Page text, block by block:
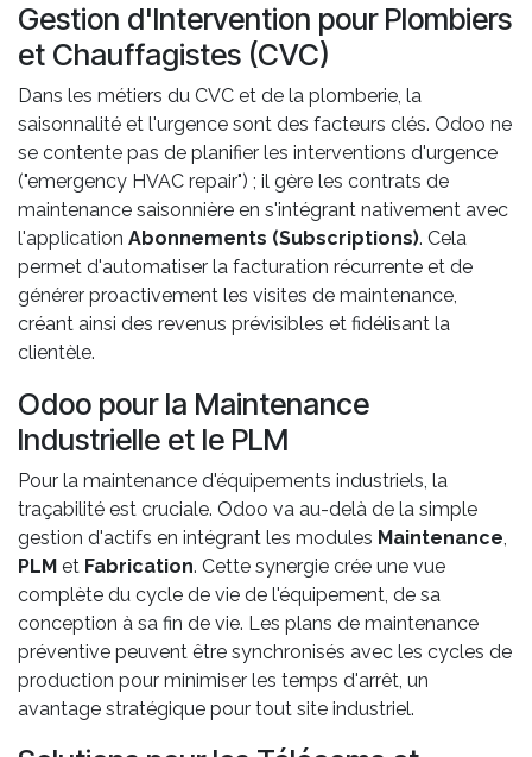
Gestion d'Intervention pour Plombiers
et Chauffagistes (CVC)
Dans les métiers du CVC et de la plomberie, la
saisonnalité et l'urgence sont des facteurs clés. Odoo ne
se contente pas de planifier les interventions d'urgence
("emergency HVAC repair") ; il gère les contrats de
maintenance saisonnière en s'intégrant nativement avec
l'application Abonnements (Subscriptions). Cela
permet d'automatiser la facturation récurrente et de
générer proactivement les visites de maintenance,
créant ainsi des revenus prévisibles et fidélisant la
clientèle.
Odoo pour la Maintenance
Industrielle et le PLM
Pour la maintenance d'équipements industriels, la
traçabilité est cruciale. Odoo va au-delà de la simple
gestion d'actifs en intégrant les modules Maintenance,
PLM et Fabrication. Cette synergie crée une vue
complète du cycle de vie de l'équipement, de sa
conception à sa fin de vie. Les plans de maintenance
préventive peuvent être synchronisés avec les cycles de
production pour minimiser les temps d'arrêt, un
avantage stratégique pour tout site industriel.